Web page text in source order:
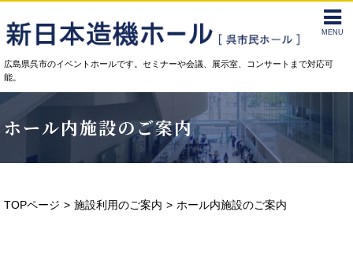
広島県呉市のイベントホールです。セミナーや会議、展示室、コンサートまで対応可
能。
ホール内施設のご案内
TOPページ 施設利用のご案内 ホール内施設のご案内
MENU